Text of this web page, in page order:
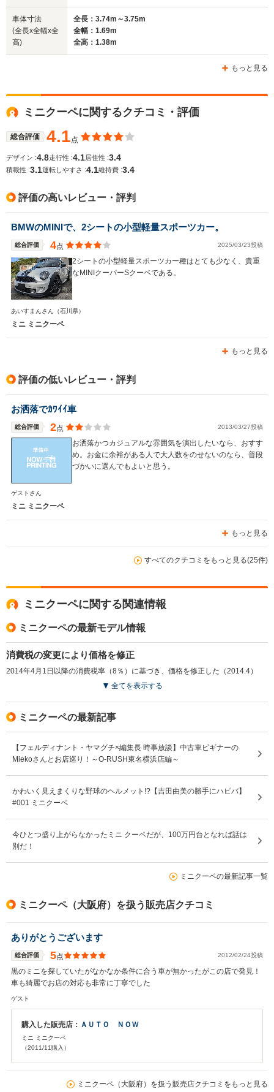
WLTCモード
燃費
排気量
駆動方式
-m
-
1598cc
FF
車体寸法
(全長x全幅x全
高)
全長：3.74m～3.75m
全幅：1.69m
全高：1.38m
もっと見る
ミニクーペに関するクチコミ・評価
総合評価 4.1点
デザイン :4.8走行性 :4.1居住性 :3.4
積載性 :3.1運転しやすさ :4.1維持費 :3.4
評価の高いレビュー・評判
BMWのMINIで、2シートの小型軽量スポーツカー。
総合評価 4点 2025/03/23投稿
2シートの小型軽量スポーツカー種はとても少なく、貴重
なMINIクーパーSクーペである。
あいすまんさん （石川県）
ミニ ミニクーペ
もっと見る
評価の低いレビュー・評判
お洒落でｶﾜｲｲ車
総合評価 2点 2013/03/27投稿
お洒落かつカジュアルな雰囲気を演出したいなら、おすす
め。お金に余裕がある人で大人数をのせないのなら、普段
づかいに選んでもよいと思う。
ゲストさん
ミニ ミニクーペ
もっと見る
すべてのクチコミをもっと見る(25件)
ミニクーペに関する関連情報
ミニクーペの最新モデル情報
消費税の変更により価格を修正
2014年4月1日以降の消費税率（8％）に基づき、価格を修正した（2014.4）
全てを表示する
ミニクーペの最新記事
【フェルディナント・ヤマグチ×編集長 時事放談】中古車ビギナーの
Miekoさんとお店巡り！～O-RUSH東名横浜店編～
かわいく見えまくりな野球のヘルメット!?【吉田由美の勝手にハピバ】
#001 ミニクーペ
今ひとつ盛り上がらなかったミニ クーペだが、100万円台となれば話は
別だ！
ミニクーペの最新記事一覧
ミニクーペ（大阪府）を扱う販売店クチコミ
ありがとうございます
総合評価 5点 2012/02/24投稿
黒のミニを探していたがなかなか条件に合う車が無かったがこの店で発見！
車も綺麗でお店の対応も非常に丁寧でした
ゲスト
購入した販売店： ＡＵＴＯ ＮＯＷ
ミニ ミニクーペ
（2011/11購入）
ミニクーペ（大阪府）を扱う販売店クチコミをもっと見る